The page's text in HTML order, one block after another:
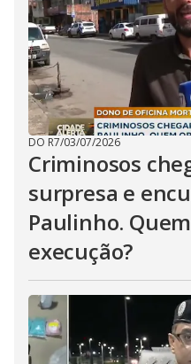
DO R7/03/07/2026
Criminosos
surpresa e
Paulinho.
execução?